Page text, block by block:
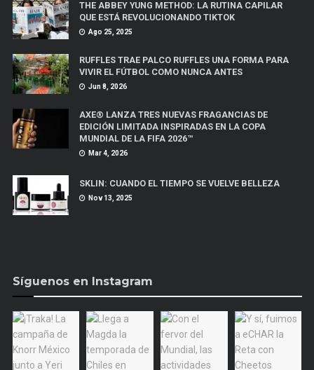
THE ABBEY YUNG METHOD: LA RUTINA CAPILAR
QUE ESTÁ REVOLUCIONANDO TIKTOK
Ago 25, 2025
RUFFLES TRAE PALCO RUFFLES UNA FORMA PARA
VIVIR EL FÚTBOL COMO NUNCA ANTES
Jun 8, 2026
AXE® LANZA TRES NUEVAS FRAGANCIAS DE
EDICIÓN LIMITADA INSPIRADAS EN LA COPA
MUNDIAL DE LA FIFA 2026™
Mar 4, 2026
SKLIN: CUANDO EL TIEMPO SE VUELVE BELLEZA
Nov 13, 2025
Síguenos en Instagram